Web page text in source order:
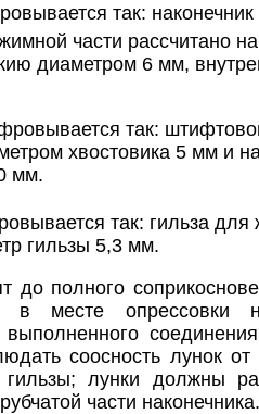
так:
части рассчитано
диаметром 6 мм,
так:
хвостовика 5 мм и
мм.
так: гильза
гильзы 5,3 мм.
до полного
в месте опрессовки
выполненного
соосность лунок
лунки должны
части наконечника.